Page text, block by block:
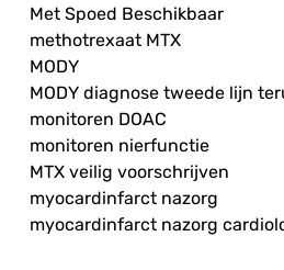
Met Spoed Beschikbaar
methotrexaat MTX
MODY
MODY diagnose tweede lijn
monitoren DOAC
monitoren nierfunctie
MTX veilig voorschrijven
myocardinfarct nazorg
myocardinfarct nazorg